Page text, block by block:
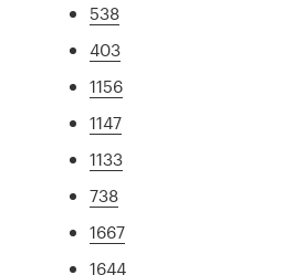
538
403
1156
1147
1133
738
1667
1644